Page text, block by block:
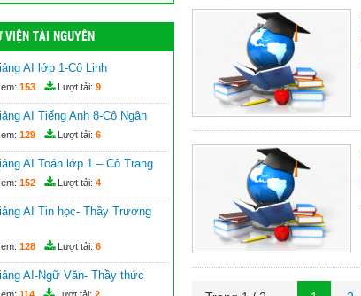
VIỆN TÀI NGUYÊN
AI lớp 1-Cô Linh
153 Lượt tải: 9
AI Tiếng Anh 8-Cô Ngân
129 Lượt tải: 6
AI Toán lớp 1 – Cô Trang
152 Lượt tải: 4
AI Tin học- Thầy Trương
128 Lượt tải: 6
AI-Ngữ Văn- Thầy thức